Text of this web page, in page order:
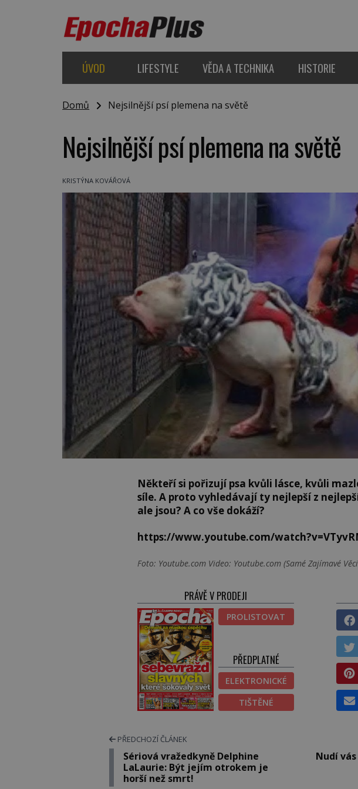
ÚVOD LIFESTYLE VĚDA A TECHNIKA HISTORIE
Domů Nejsilnější psí plemena na světě
Nejsilnější psí plemena na světě
KRISTÝNA KOVÁŘOVÁ
Někteří si pořizují psa kvůli lásce, kvůli
síle. A proto vyhledávají ty nejlepší z
ale jsou? A co vše dokáží?
https://www.youtube.com/
Foto: Youtube.com Video: Youtube.com (Samé Zajímavé
PRÁVĚ V PRODEJI
PROLISTOVAT
PŘEDPLATNÉ
ELEKTRONICKÉ
TIŠTĚNÉ
PŘEDCHOZÍ ČLÁNEK
Sériová vražedkyně Delphine
LaLaurie: Být jejím otrokem je
horší než smrt!
Nudí